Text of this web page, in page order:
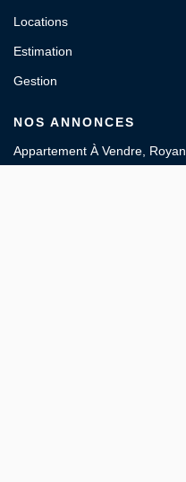
Locations
Estimation
Gestion
NOS ANNONCES
Appartement À Vendre, Royan